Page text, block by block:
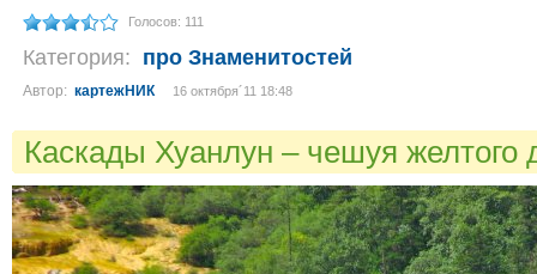
Голосов: 111
Категория: про Знаменитостей
Автор: картежНИК 16 октября´11 18:48
Каскады Хуанлун – чешуя желтого